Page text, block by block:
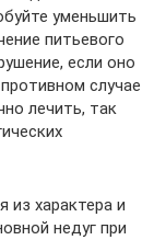
уменьшить
питьевого
если оно
случае
лечить, так
из характера и
недуг при